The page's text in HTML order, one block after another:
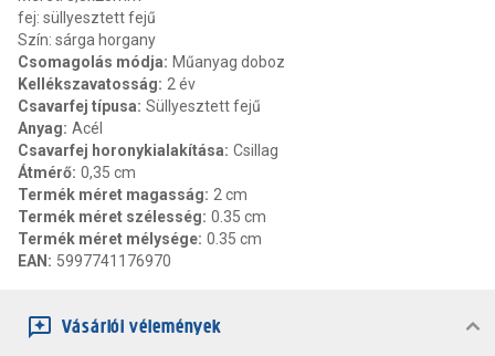
fej: süllyesztett fejű
Szín: sárga horgany
Csomagolás módja: Műanyag doboz
Kellékszavatosság: 2 év
Csavarfej típusa: Süllyesztett fejű
Anyag: Acél
Csavarfej horonykialakítása: Csillag
Átmérő: 0,35 cm
Termék méret magasság: 2 cm
Termék méret szélesség: 0.35 cm
Termék méret mélysége: 0.35 cm
EAN : 5997741176970
Vásárlói vélemények